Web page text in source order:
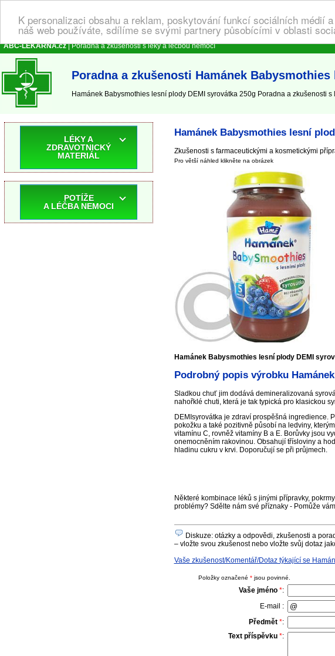
K personalizaci obsahu a reklam, poskytování funkcí sociálních médií
náš web používáte, sdílíme se svými partnery působícími v oblasti
ABC-LEKARNA.cz| Poradna a zkušenosti s léky a léčbou nemocí
Poradna a zkušenosti Hamánek
Hamánek Babysmothies lesní plody DEMI syrovátka 250g Poradna a zkušenosti
Hamánek Babysmothies lesní
Zkušenosti s farmaceutickými a kosmetickými
Pro větší náhled klikněte na obrázek
Hamánek Babysmothies lesní plody DEMI
Podrobný popis výrobku
Sladkou chuť jim dodává demineralizovaná
nahořklé chuti, která je tak typická pro klasickou
DEMIsyrovátka je zdraví prospěšná ingredience.
pokožku a také pozitivně působí na ledviny,
vitamínu C, rovněž vitamíny B a E. Borůvky jsou
onemocněním rakovinou. Obsahují třísloviny a
hladinu cukru v krvi. Doporučují se při průjmech.
Některé kombinace léků s jinými přípravky,
problémy? Sdělte nám své příznaky - Pomůže
Diskuze: otázky a odpovědi, zkušenosti a
– vložte svou zkušenost nebo vložte svůj dotaz
Vaše zkušenost/Komentář/Dotaz týkající se
Položky označené *jsou povinné.
Vaše jméno *:
E-mail :
Předmět *:
Text příspěvku *:
LÉKY A
ZDRAVOTNICKÝ
MATERIÁL
POTÍŽE
A LÉČBA NEMOCI